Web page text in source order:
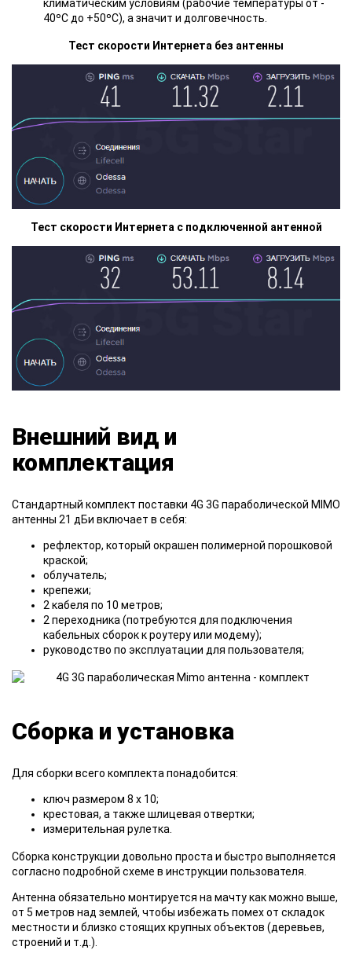
климатическим условиям (рабочие температуры от -
40ºС до +50ºС), а значит и долговечность.
Тест скорости Интернета без антенны
Тест скорости Интернета с подключенной антенной
Внешний вид и
комплектация
Стандартный комплект поставки 4G 3G параболической MIMO
антенны 21 дБи включает в себя:
рефлектор, который окрашен полимерной порошковой
краской;
облучатель;
крепежи;
2 кабеля по 10 метров;
2 переходника (потребуются для подключения
кабельных сборок к роутеру или модему);
руководство по эксплуатации для пользователя;
Сборка и установка
Для сборки всего комплекта понадобится:
ключ размером 8 х 10;
крестовая, а также шлицевая отвертки;
измерительная рулетка.
Сборка конструкции довольно проста и быстро выполняется
согласно подробной схеме в инструкции пользователя.
Антенна обязательно монтируется на мачту как можно выше,
от 5 метров над землей, чтобы избежать помех от складок
местности и близко стоящих крупных объектов (деревьев,
строений и т.д.).